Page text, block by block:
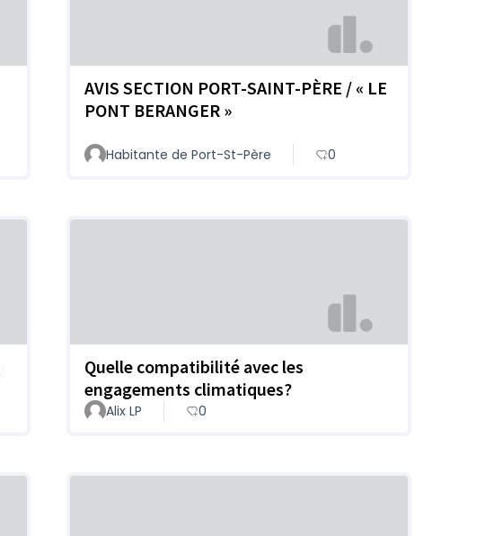
AVIS SECTION PORT-SAINT-PÈRE / « LE
PONT BERANGER »
Habitante de Port-St-Père 0
Quelle compatibilité avec les
engagements climatiques?
Alix LP 0